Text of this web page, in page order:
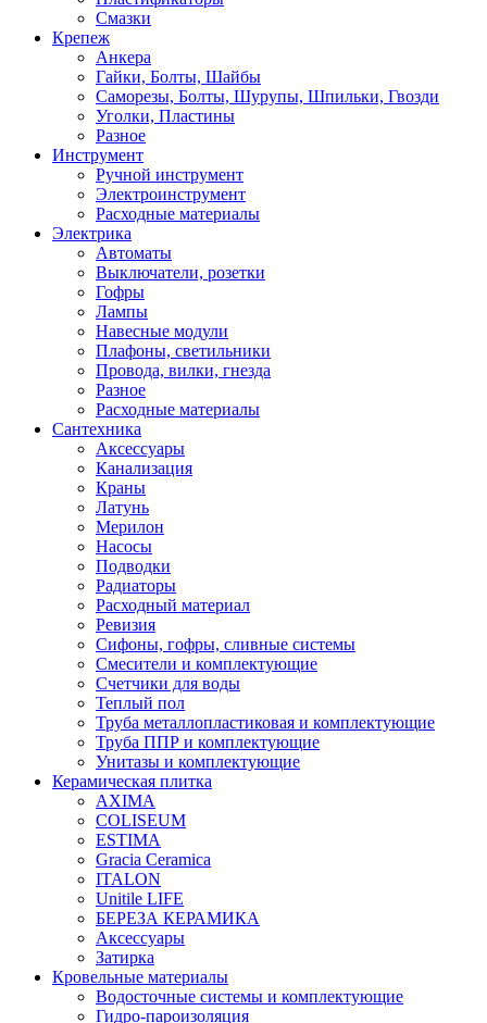
Смазки
Крепеж
Анкера
Гайки, Болты, Шайбы
Саморезы, Болты, Шурупы, Шпильки, Гвозди
Уголки, Пластины
Разное
Инструмент
Ручной инструмент
Электроинструмент
Расходные материалы
Электрика
Автоматы
Выключатели, розетки
Гофры
Лампы
Навесные модули
Плафоны, светильники
Провода, вилки, гнезда
Разное
Расходные материалы
Сантехника
Аксессуары
Канализация
Краны
Латунь
Мерилон
Насосы
Подводки
Радиаторы
Расходный материал
Ревизия
Сифоны, гофры, сливные системы
Смесители и комплектующие
Счетчики для воды
Теплый пол
Труба металлопластиковая и комплектующие
Труба ППР и комплектующие
Унитазы и комплектующие
Керамическая плитка
AXIMA
COLISEUM
ESTIMA
Gracia Ceramica
ITALON
Unitile LIFE
БЕРЕЗА КЕРАМИКА
Аксессуары
Затирка
Кровельные материалы
Водосточные системы и комплектующие
Гидро-пароизоляция